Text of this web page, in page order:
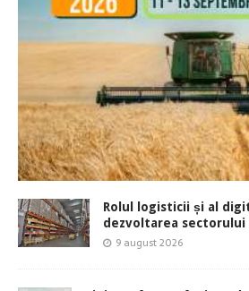
Rolul logisticii și al
dezvoltarea
9 august 2026